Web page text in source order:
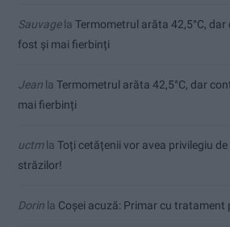
Sauvagela Termometrul arăta 42,5°C, dar
fost și mai fierbinți
Jean la Termometrul arăta 42,5°C, dar
mai fierbinți
uctmla Toți cetățenii vor avea privilegiu
străzilor!
Dorin la Coșei acuză: Primar cu tratament